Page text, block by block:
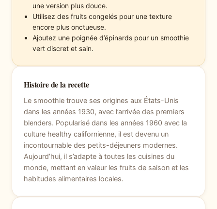
une version plus douce.
Utilisez des fruits congelés pour une texture
encore plus onctueuse.
Ajoutez une poignée d’épinards pour un smoothie
vert discret et sain.
Histoire de la recette
Le smoothie trouve ses origines aux États-Unis
dans les années 1930, avec l’arrivée des premiers
blenders. Popularisé dans les années 1960 avec la
culture healthy californienne, il est devenu un
incontournable des petits-déjeuners modernes.
Aujourd’hui, il s’adapte à toutes les cuisines du
monde, mettant en valeur les fruits de saison et les
habitudes alimentaires locales.